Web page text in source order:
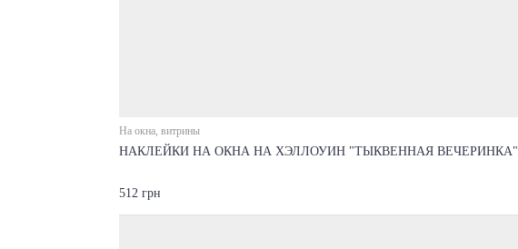
На окна, витрины
НАКЛЕЙКИ НА ОКНА НА ХЭЛЛОУИН "ТЫКВЕННАЯ ВЕЧЕРИНКА"
512 грн